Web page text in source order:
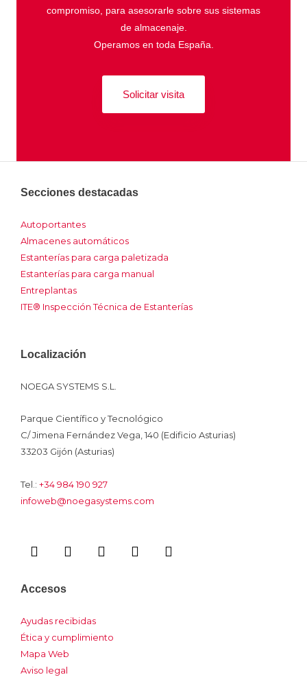
compromiso, para asesorarle sobre sus sistemas
de almacenaje.
Operamos en toda España.
Solicitar visita
Secciones destacadas
Autoportantes
Almacenes automáticos
Estanterías para carga paletizada
Estanterías para carga manual
Entreplantas
ITE® Inspección Técnica de Estanterías
Localización
NOEGA SYSTEMS S.L.
Parque Científico y Tecnológico
C/ Jimena Fernández Vega, 140 (Edificio Asturias)
33203 Gijón (Asturias)
Tel.: +34 984 190 927
infoweb@noegasystems.com
I
c
n
F
a
o
k
L
i
n
Y
o
I
n
Accesos
Ayudas recibidas
Ética y cumplimiento
Mapa Web
Aviso legal